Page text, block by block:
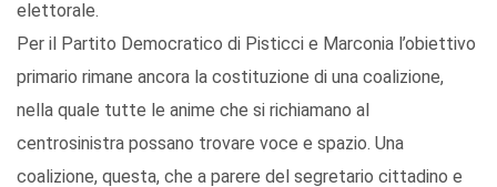
elettorale.
Per il Partito Democratico di Pisticci e Marconia l’obiettivo
primario rimane ancora la costituzione di una coalizione,
nella quale tutte le anime che si richiamano al
centrosinistra possano trovare voce e spazio. Una
coalizione, questa, che a parere del segretario cittadino e